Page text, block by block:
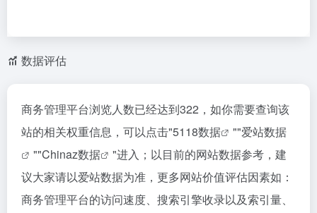
数据评估
商务管理平台浏览人数已经达到322，如你需要查询该
站的相关权重信息，可以点击"5118数据 ""爱站数据
""Chinaz数据
"进入；以目前的网站数据参考，建
议大家请以爱站数据为准，更多网站价值评估因素如：
商务管理平台的访问速度、搜索引擎收录以及索引量、